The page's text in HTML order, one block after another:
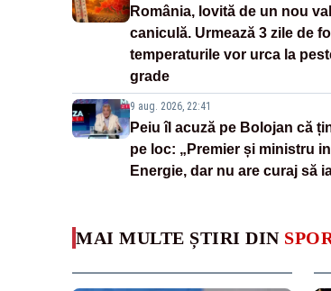
România, lovită de un nou
caniculă. Urmează 3 zile de
temperaturile vor urca la
grade
9 aug. 2026, 22:41
Peiu îl acuză pe Bolojan că
pe loc: „Premier și ministru
Energie, dar nu are curaj să
MAI MULTE ȘTIRI DIN